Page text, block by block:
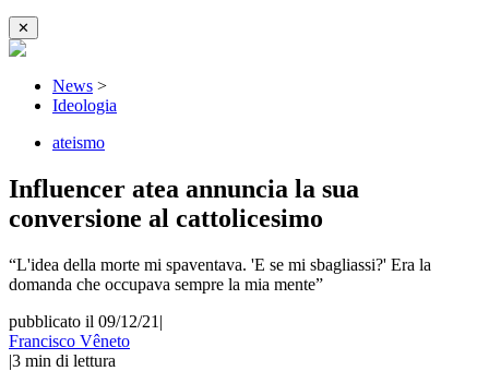
✕
News >
Ideologia
ateismo
Influencer atea annuncia la sua
conversione al cattolicesimo
“L'idea della morte mi spaventava. 'E se mi sbagliassi?' Era la
domanda che occupava sempre la mia mente”
pubblicato il 09/12/21 |
Francisco Vêneto
|3 min di lettura